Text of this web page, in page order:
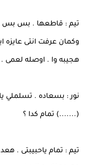
تيم : قاطعها . بس بس
وكمان عرفت انتى عايزه
هجيبه وا . اوصله لعمى .
(.......) تمام كدا ؟
تيم : تمام ياحبيبتى .